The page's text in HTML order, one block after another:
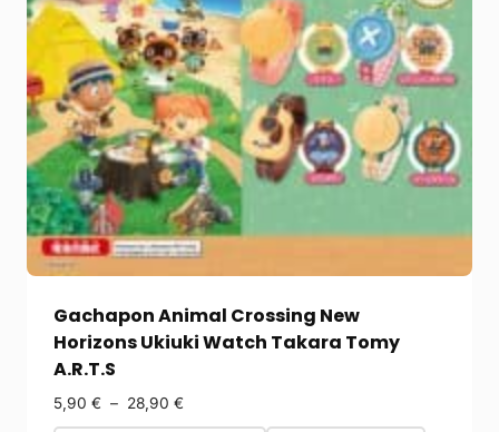
Gachapon Animal Crossing New
Horizons Ukiuki Watch Takara Tomy
A.R.T.S
5,90 € – 28,90 €